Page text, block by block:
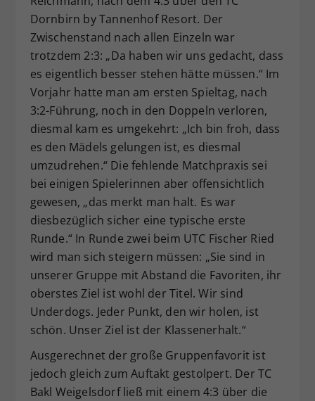
Dornbirn by Tannenhof Resort. Der
Zwischenstand nach allen Einzeln war
trotzdem 2:3: „Da haben wir uns gedacht, dass
es eigentlich besser stehen hätte müssen.“ Im
Vorjahr hatte man am ersten Spieltag, nach
3:2-Führung, noch in den Doppeln verloren,
diesmal kam es umgekehrt: „Ich bin froh, dass
es den Mädels gelungen ist, es diesmal
umzudrehen.“ Die fehlende Matchpraxis sei
bei einigen Spielerinnen aber offensichtlich
gewesen, „das merkt man halt. Es war
diesbezüglich sicher eine typische erste
Runde.“ In Runde zwei beim UTC Fischer Ried
wird man sich steigern müssen: „Sie sind in
unserer Gruppe mit Abstand die Favoriten, ihr
oberstes Ziel ist wohl der Titel. Wir sind
Underdogs. Jeder Punkt, den wir holen, ist
schön. Unser Ziel ist der Klassenerhalt.“
Ausgerechnet der große Gruppenfavorit ist
jedoch gleich zum Auftakt gestolpert. Der TC
Bakl Weigelsdorf ließ mit einem 4:3 über die